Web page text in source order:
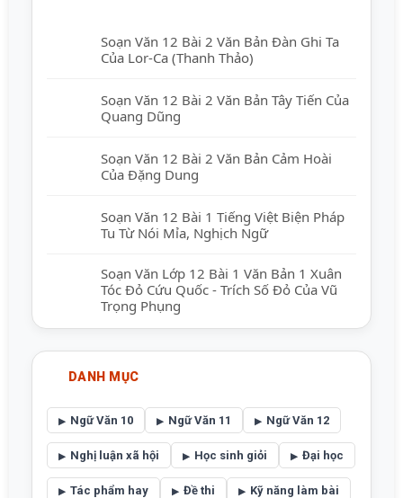
Soạn Văn 12 Bài 2 Văn Bản Đàn Ghi Ta
Của Lor-Ca (Thanh Thảo)
Soạn Văn 12 Bài 2 Văn Bản Tây Tiến Của
Quang Dũng
Soạn Văn 12 Bài 2 Văn Bản Cảm Hoài
Của Đặng Dung
Soạn Văn 12 Bài 1 Tiếng Việt Biện Pháp
Tu Từ Nói Mỉa, Nghịch Ngữ
Soạn Văn Lớp 12 Bài 1 Văn Bản 1 Xuân
Tóc Đỏ Cứu Quốc - Trích Số Đỏ Của Vũ
Trọng Phụng
DANH MỤC
Ngữ Văn 10 Ngữ Văn 11 Ngữ Văn 12
Nghị luận xã hội Học sinh giỏi Đại học
Tác phẩm hay Đề thi Kỹ năng làm bài